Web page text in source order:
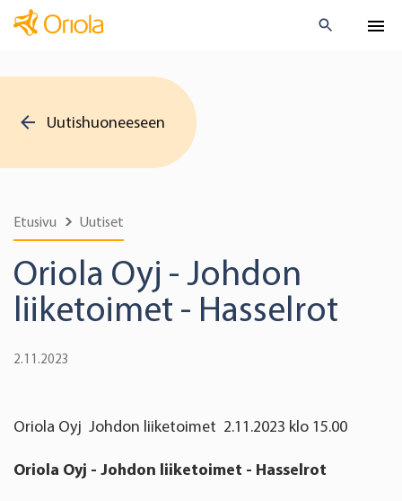
Uutishuoneeseen
Etusivu Uutiset
Oriola Oyj - Johdon
liiketoimet - Hasselrot
2.11.2023
Oriola Oyj Johdon liiketoimet 2.11.2023 klo 15.00
Oriola Oyj - Johdon liiketoimet - Hasselrot